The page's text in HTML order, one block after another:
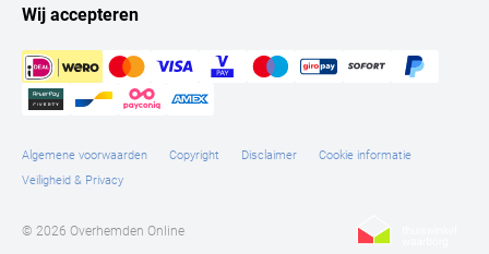
Wij accepteren
Algemene voorwaarden Copyright Disclaimer
Cookie informatie
Veiligheid & Privacy
© 2026 Overhemden Online